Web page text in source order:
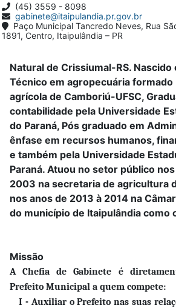
(45) 3559 - 8098
gabinete@itaipulandia.pr.gov.br
Paço Municipal Tancredo Neves, Rua
1891, Centro, Itaipulândia – PR
Natural de Crissiumal-RS. Nascido
Técnico em agropecuária
agrícola de Camboriú-UFSC,
contabilidade pela Universidade
do Paraná, Pós graduado em
ênfase em recursos humanos,
e também pela Universidade
Paraná. Atuou no setor público
2003 na secretaria de agricultura
nos anos de 2013 à 2014 na
do município de Itaipulândia como
Missão
A Chefia de Gabinete é
Prefeito Municipal a quem compete:
I -Auxiliar o Prefeito nas suas